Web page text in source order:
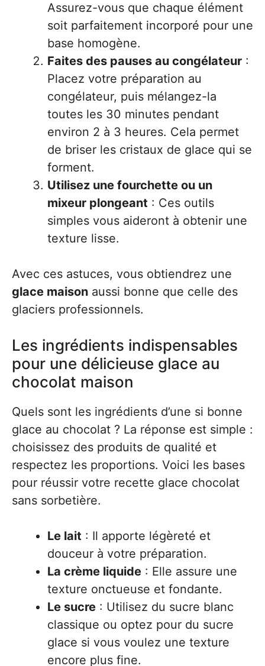
Assurez-vous que chaque élément
soit parfaitement incorporé pour une
base homogène.
Faites des pauses au congélateur :
Placez votre préparation au
congélateur, puis mélangez-la
toutes les 30 minutes pendant
environ 2 à 3 heures. Cela permet
de briser les cristaux de glace qui se
forment.
Utilisez une fourchette ou un
mixeur plongeant : Ces outils
simples vous aideront à obtenir une
texture lisse.
Avec ces astuces, vous obtiendrez une
glace maison aussi bonne que celle des
glaciers professionnels.
Les ingrédients indispensables
pour une délicieuse glace au
chocolat maison
Quels sont les ingrédients d’une si bonne
glace au chocolat ? La réponse est simple :
choisissez des produits de qualité et
respectez les proportions. Voici les bases
pour réussir votre recette glace chocolat
sans sorbetière.
Le lait : Il apporte légèreté et
douceur à votre préparation.
La crème liquide : Elle assure une
texture onctueuse et fondante.
Le sucre : Utilisez du sucre blanc
classique ou optez pour du sucre
glace si vous voulez une texture
encore plus fine.